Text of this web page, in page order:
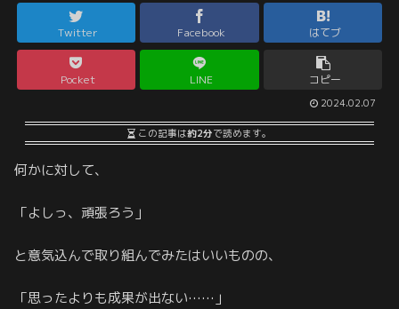
Twitter Facebook はてブ
Pocket LINE コピー
2024.02.07
この記事は約2分で読めます。
何かに対して、
「よしっ、頑張ろう」
と意気込んで取り組んでみたはいいものの、
「思ったよりも成果が出ない……」